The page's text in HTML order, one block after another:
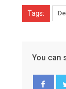
Tags:
You can